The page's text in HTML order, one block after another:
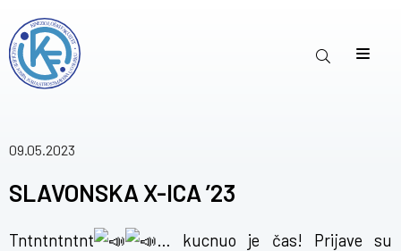
09.05.2023
SLAVONSKA X-ICA ’23
Tntntntntnt
… kucnuo je čas! Prijave su